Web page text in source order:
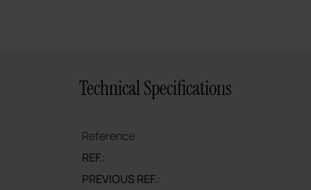
Technical Specifications
Reference
REF.:
PREVIOUS REF.: